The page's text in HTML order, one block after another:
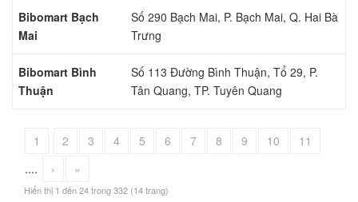
Bibomart Bạch
Mai
Số 290 Bạch Mai, P. Bạch Mai, Q. Hai Bà
Trưng
Bibomart Bình
Thuận
Số 113 Đường Bình Thuận, Tổ 29, P.
Tân Quang, TP. Tuyên Quang
1 2 3 4 5 6 7 8 9 10
11
....
› »
Hiển thị 1 đến 24 trong 332 (14 trang)